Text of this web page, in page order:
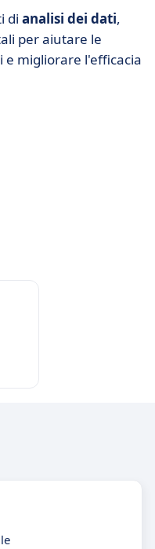
di analisi dei dati,
per aiutare le
e migliorare l'efficacia